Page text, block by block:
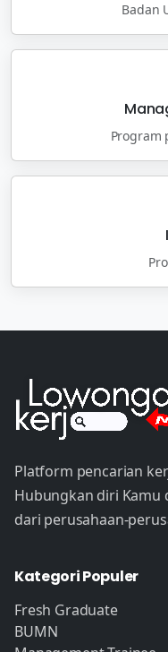
Badan
Program
Platform pencarian
Hubungkan diri Kamu
dari perusahaan-
Kategori Populer
Fresh Graduate
BUMN